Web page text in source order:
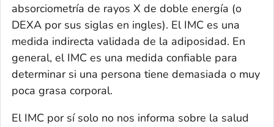
absorciometría de rayos X de doble energía (o
DEXA por sus siglas en ingles). El IMC es una
medida indirecta validada de la adiposidad. En
general, el IMC es una medida confiable para
determinar si una persona tiene demasiada o muy
poca grasa corporal.
El IMC por sí solo no nos informa sobre la salud